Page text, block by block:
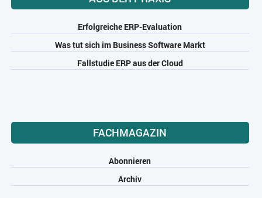
Erfolgreiche ERP-Evaluation
Was tut sich im Business Software Markt
Fallstudie ERP aus der Cloud
FACHMAGAZIN
Abonnieren
Archiv